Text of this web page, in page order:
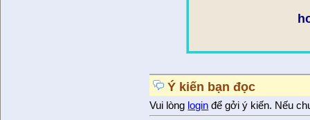
Ý kiến bạn đọc
Vui lòng login để gởi ý kiến. Nếu